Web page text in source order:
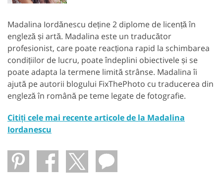
Madalina Iordănescu deține 2 diplome de licență în
engleză și artă. Madalina este un traducător
profesionist, care poate reacționa rapid la schimbarea
condițiilor de lucru, poate îndeplini obiectivele și se
poate adapta la termene limită strânse. Madalina îi
ajută pe autorii blogului FixThePhoto cu traducerea din
engleză în română pe teme legate de fotografie.
Citiți cele mai recente articole de la Madalina
Iordanescu